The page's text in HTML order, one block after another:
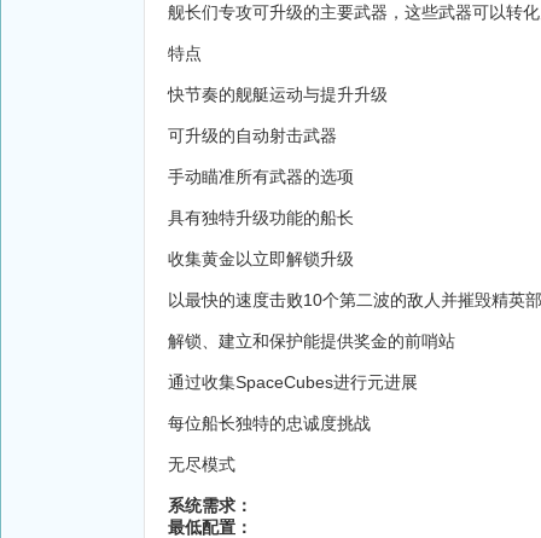
舰长们专攻可升级的主要武器，这些武器可以转
特点
快节奏的舰艇运动与提升升级
可升级的自动射击武器
手动瞄准所有武器的选项
具有独特升级功能的船长
收集黄金以立即解锁升级
以最快的速度击败10个第二波的敌人并摧毁精英
解锁、建立和保护能提供奖金的前哨站
通过收集SpaceCubes进行元进展
每位船长独特的忠诚度挑战
无尽模式
系统需求：
最低配置：